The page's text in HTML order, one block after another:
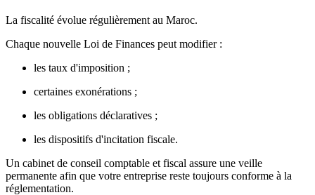
La fiscalité évolue régulièrement au Maroc.
Chaque nouvelle Loi de Finances peut modifier :
les taux d'imposition ;
certaines exonérations ;
les obligations déclaratives ;
les dispositifs d'incitation fiscale.
Un cabinet de conseil comptable et fiscal assure une veille
permanente afin que votre entreprise reste toujours conforme à la
réglementation.